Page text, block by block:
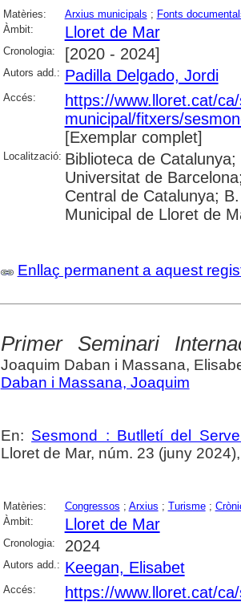
Matèries: Arxius municipals ; Fonts
Àmbit:
Lloret de Mar
Cronologia: [2020 - 2024]
Autors add.: Padilla Delgado, Jordi
Accés:
https://www.lloret.cat/
municipal/fitxers/
[Exemplar complet]
Localització: Biblioteca de
Universitat de
Central de Catalunya;
Municipal de Lloret de
Enllaç permanent a aquest
Primer Seminari
Joaquim Daban i Massana,
Daban i Massana, Joaquim
En: Sesmond : Butlletí del
Lloret de Mar, núm. 23 (juny
Matèries: Congressos ; Arxius ; Turisme;
Àmbit:
Lloret de Mar
Cronologia: 2024
Autors add.: Keegan, Elisabet
Accés: https://www.lloret.cat/